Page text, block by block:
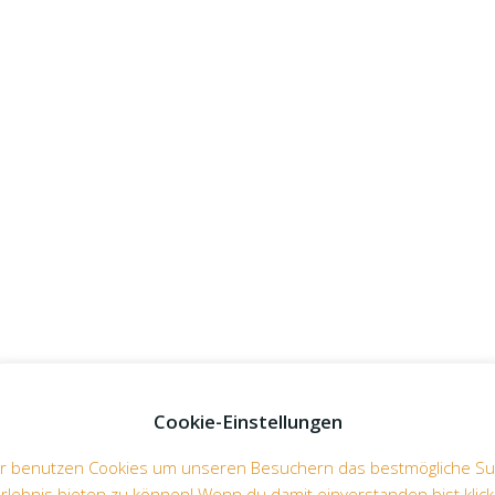
Cookie-Einstellungen
benutzen Cookies um unseren Besuchern das bestmögliche